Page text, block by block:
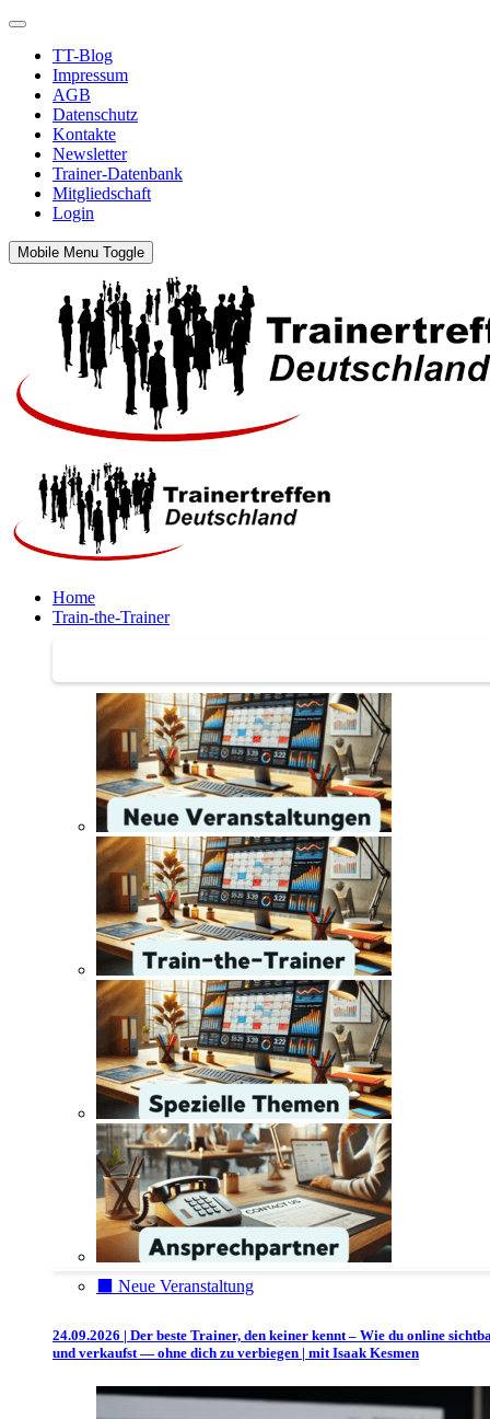
TT-Blog
Impressum
AGB
Datenschutz
Kontakte
Newsletter
Trainer-Datenbank
Mitgliedschaft
Login
Mobile Menu Toggle
Home
Train-the-Trainer
⬛️ Neue Veranstaltung
24.09.2026 | Der beste Trainer, den keiner kennt – Wie du online
und verkaufst — ohne dich zu verbiegen | mit Isaak Kesmen